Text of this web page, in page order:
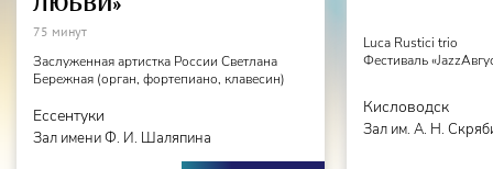
75 минут
Заслуженная артистка России Светлана
Бережная (орган, фортепиано, клавесин)
Ессентуки
Зал имени Ф. И. Шаляпина
Luca Rustici trio
Фестиваль
Кисловодск
Зал им. А. Н.